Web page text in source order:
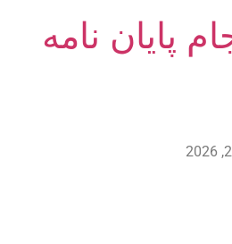
پایان نامه